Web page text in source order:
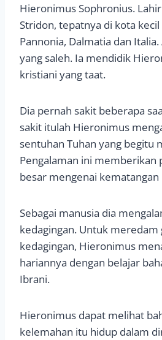
Hieronimus Sophronius.
Stridon, tepatnya di kota
Pannonia, Dalmatia dan
yang saleh. Ia mendidik
kristiani yang taat.
Dia pernah sakit beberapa
sakit itulah Hieronimus
sentuhan Tuhan yang begitu
Pengalaman ini memberikan
besar mengenai
Sebagai manusia dia
kedagingan. Untuk meredam
kedagingan, Hieronimus
hariannya dengan belajar
Ibrani.
Hieronimus dapat melihat
kelemahan itu hidup dalam